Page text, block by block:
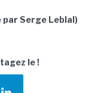
par Serge Leblal)
le !